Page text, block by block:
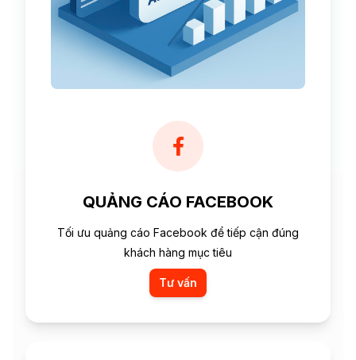
QUẢNG CÁO FACEBOOK
Tối ưu quảng cáo Facebook để tiếp cận đúng
khách hàng mục tiêu
Tư vấn